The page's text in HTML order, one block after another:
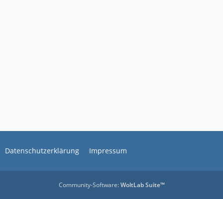
Datenschutzerklärung Impressum
Community-Software:WoltLab Suite™